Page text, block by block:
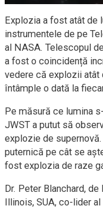
Explozia a fost atât de
instrumentele de pe
al NASA. Telescopul
a fost o coincidență
vedere că explozii
întâmple o dată la
Pe măsură ce lumina
JWST a putut să
explozie de
puternică pe cât se
fost explozia de raze
Dr. Peter Blanchard,
Illinois, SUA, co-lider